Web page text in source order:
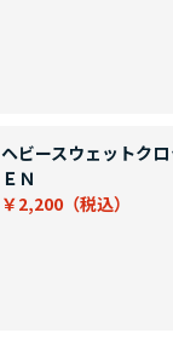
ヘビースウェットク
ＥＮ
￥2,200